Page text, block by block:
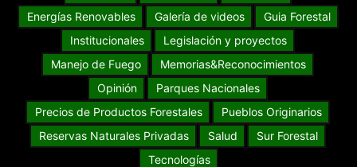
Energías Renovables
Galería de videos
Guia Forestal
Institucionales
Legislación y proyectos
Manejo de Fuego
Memorias&Reconocimientos
Opinión
Parques Nacionales
Precios de Productos Forestales
Pueblos Originarios
Reservas Naturales Privadas
Salud
Sur Forestal
Tecnologías